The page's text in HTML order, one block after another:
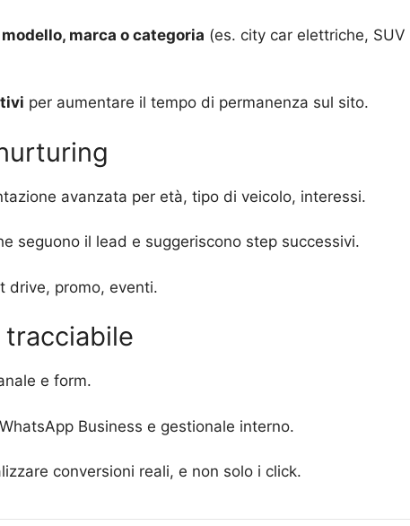
marca o categoria (es. city car elettriche, SUV
per aumentare il tempo di permanenza sul sito.
avanzata per età, tipo di veicolo, interessi.
seguono il lead e suggeriscono step successivi.
drive, promo, eventi.
tracciabile
e form.
Business e gestionale interno.
conversioni reali, e non solo i click.